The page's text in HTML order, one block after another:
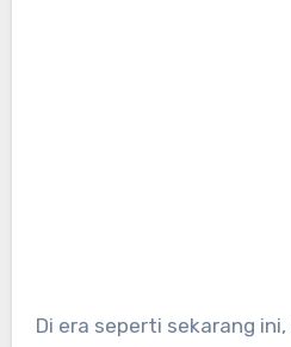
Di era seperti sekarang ini, untuk melakukan